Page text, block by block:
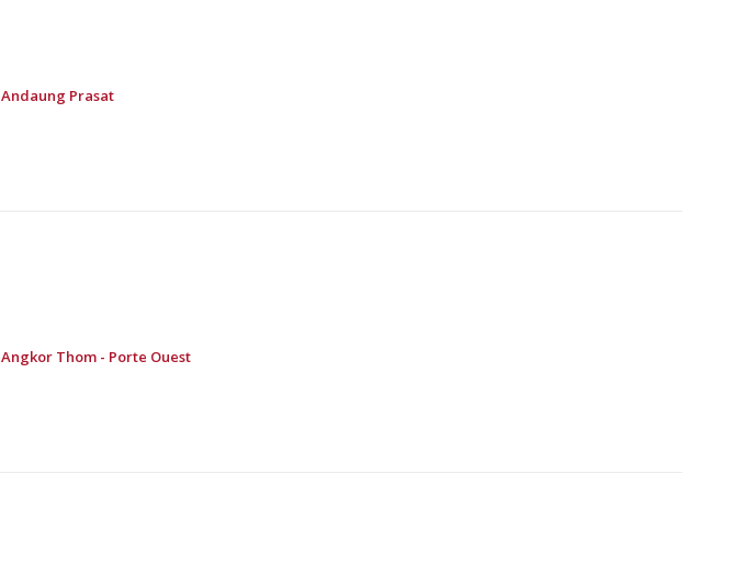
Andaung Prasat
Angkor Thom - Porte Ouest